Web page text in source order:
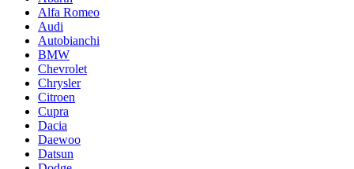
Alfa Romeo
Audi
Autobianchi
BMW
Chevrolet
Chrysler
Citroen
Cupra
Dacia
Daewoo
Datsun